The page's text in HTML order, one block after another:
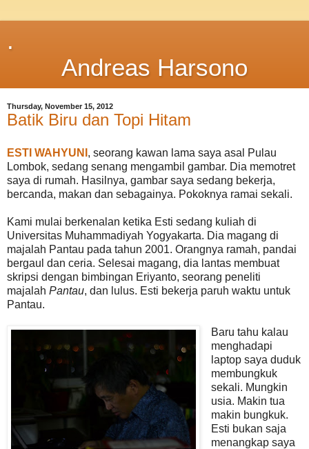
.
Andreas Harsono
Thursday, November 15, 2012
Batik Biru dan Topi Hitam
ESTI WAHYUNI , seorang kawan lama saya asal Pulau
Lombok, sedang senang mengambil gambar. Dia memotret
saya di rumah. Hasilnya, gambar saya sedang bekerja,
bercanda, makan dan sebagainya. Pokoknya ramai sekali.
Kami mulai berkenalan ketika Esti sedang kuliah di
Universitas Muhammadiyah Yogyakarta. Dia magang di
majalah Pantau pada tahun 2001. Orangnya ramah, pandai
bergaul dan ceria. Selesai magang, dia lantas membuat
skripsi dengan bimbingan Eriyanto, seorang peneliti
majalah Pantau, dan lulus. Esti bekerja paruh waktu untuk
Pantau.
Baru tahu kalau
menghadapi
laptop saya duduk
membungkuk
sekali. Mungkin
usia. Makin tua
makin bungkuk.
Esti bukan saja
menangkap saya